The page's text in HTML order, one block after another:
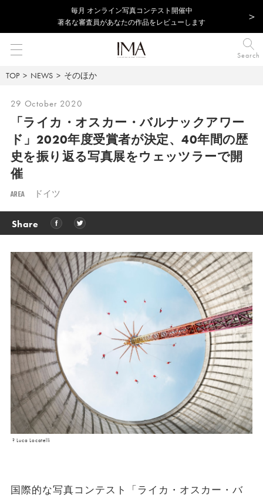
毎⽉ オンライン写真コンテスト開催中
著名な審査員があなたの作品をレビューします
Search
TOP NEWS そのほか
29 October 2020
「ライカ・オスカー・バルナックアワー
ド」2020年度受賞者が決定、40年間の歴
史を振り返る写真展をウェッツラーで開
催
AREA ドイツ
Share
? Luca Locatelli
国際的な写真コンテスト「ライカ・オスカー・バ